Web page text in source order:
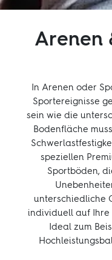
Arenen
In Arenen oder
Sportereignisse
sein wie die
Bodenfläche
speziellen
Sportböden,
unterschiedliche
individuell auf Ihre
Ideal zum